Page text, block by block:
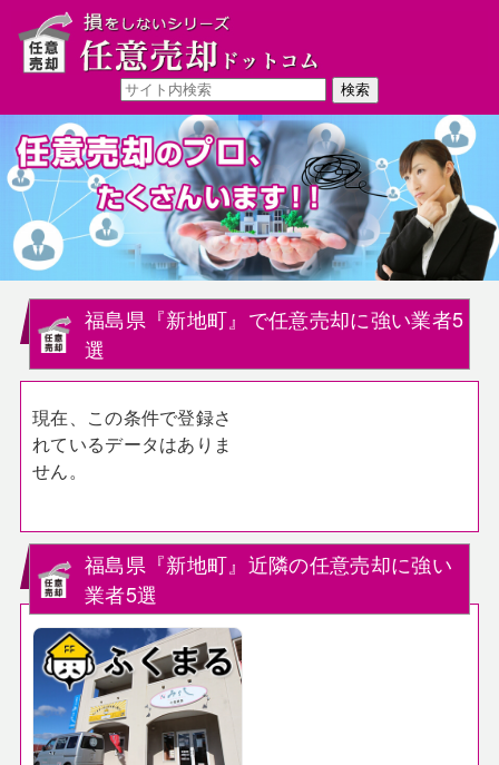
福島県『新地町』で任意売却に強い業者5
選
現在、この条件で登録さ
れているデータはありま
せん。
福島県『新地町』近隣の任意売却に強い
業者5選